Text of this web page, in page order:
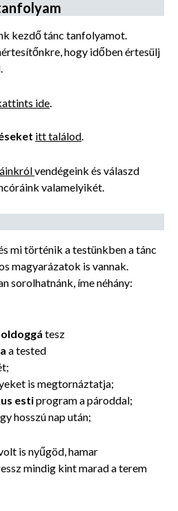
kezdő tánc tanfolyamot.
hogy időben értesülj
ide.
itt találod.
vendégeink és válaszd
valamelyikét.
mi történik a testünkben a tánc
magyarázatok is vannak.
sorolhatnánk, íme néhány:
tesz
a tested
is megtornáztatja;
estiprogram a pároddal;
hosszú nap után;
is nyűgöd, hamar
mindig kint marad a terem